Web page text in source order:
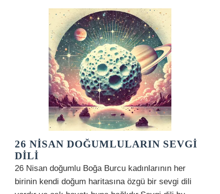
26 NISAN DOĞUMLULARIN SEVGI
DILI
26 Nisan doğumlu Boğa Burcu kadınlarının her
birinin kendi doğum haritasına özgü bir sevgi dili